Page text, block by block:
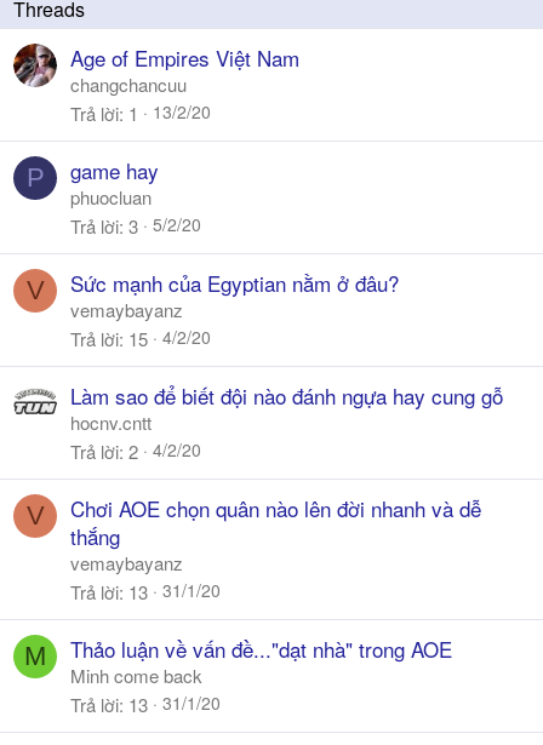
a y
Age of Empires Việt Nam
changchancuu
Trả lời 1 13/2/20
P game hay
phuocluan
Trả lời 3 5/2/20
V Sức mạnh của Egyptian nằm ở đâu?
vemaybayanz
Trả lời 15 4/2/20
Làm sao để biết đội nào đánh ngựa hay cung gỗ
hocnv.cntt
Trả lời 2 4/2/20
V
Chơi AOE chọn quân nào lên đời nhanh và dễ
thắng
vemaybayanz
Trả lời 13 31/1/20
M Thảo luận về vấn đề..."dạt nhà" trong AOE
Minh come back
Trả lời 13 31/1/20